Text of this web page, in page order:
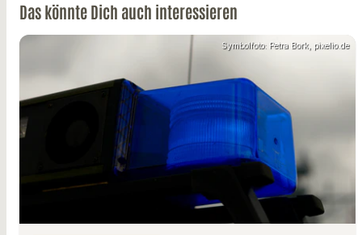
Das könnte Dich auch interessieren
Symbolfoto: Petra Bork, pixelio.de